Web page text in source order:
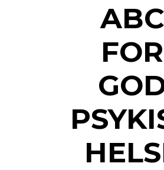
ABC
FOR